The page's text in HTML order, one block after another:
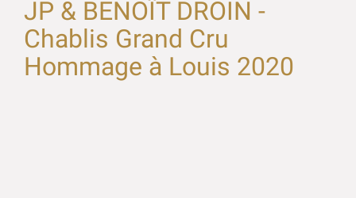
JP & BENOÎT DROIN -
Chablis Grand Cru
Hommage à Louis 2020